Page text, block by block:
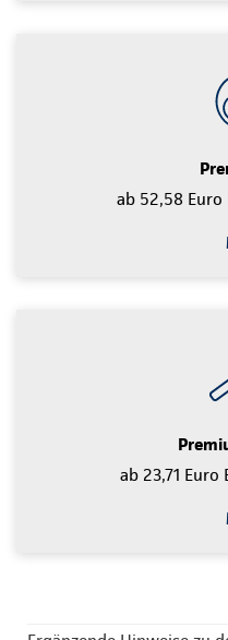
ab 52,58
ab 23,71